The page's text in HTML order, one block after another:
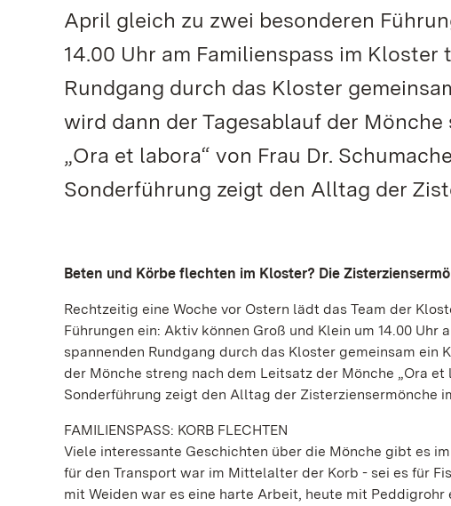
April gleich zu zwei besonderen
14.00 Uhr am Familienspass im
Rundgang durch das Kloster
wird dann der Tagesablauf der
„Ora et labora“ von Frau Dr.
Sonderführung zeigt den Alltag der
Beten und Körbe flechten im Kloster? Die
Rechtzeitig eine Woche vor Ostern lädt das Team der
Führungen ein: Aktiv können Groß und Klein um 14.00
spannenden Rundgang durch das Kloster gemeinsam ein
der Mönche streng nach dem Leitsatz der Mönche „Ora
Sonderführung zeigt den Alltag der Zisterziensermönche
FAMILIENSPASS: KORB FLECHTEN
Viele interessante Geschichten über die Mönche gibt es
für den Transport war im Mittelalter der Korb - sei es für
mit Weiden war es eine harte Arbeit, heute mit